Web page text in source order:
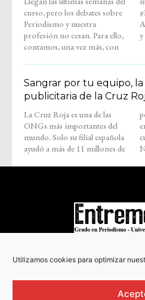
Utilizamos cookies para optimizar
curso, pero los debates sobre
Periodismo y nuestra
profesión no cesan. Para ello,
contamos, una vez más, con
#Entremedios. Laura Jiménez,
Adriana Pérez, Gisela de Mur
y
Sangrar por tu equipo, la
publicitaria de la Cruz
La Cruz Roja es una de las
ONGs más importantes del
mundo. Solo su filial española
ayudó a más de 11 millones de
personas en el mundo, pero
en 2023 tuvo problemas para
cumplir sus objetivos en